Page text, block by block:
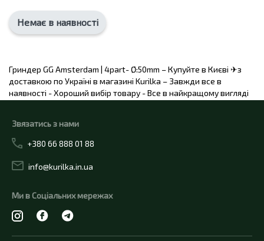
Немає в наявності
Гриндер GG Amsterdam | 4part- Ø:50mm – Купуйте в Києві ✈з
доставкою по Україні в магазині Kurilka – Завжди все в
наявності - Хороший вибір товару - Все в найкращому вигляді
Звязатись з нами
+380 66 888 01 88
info@kurilka.in.ua
Ми в Соціальних мережах